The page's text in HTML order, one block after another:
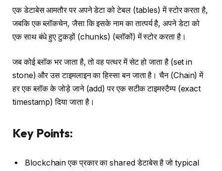
एक डेटाबेस आमतौर पर अपने डेटा को टेबल (tables) में स्टोर करता है,
जबकि एक ब्लॉकचेन, जैसा कि इसके नाम का तात्पर्य है, अपने डेटा को
एक साथ बंधे हुए टुकड़ों (chunks) (ब्लॉकों) में स्टोर करता है।
जब कोई ब्लॉक भर जाता है, तो वह पत्थर में सेट हो जाता है (set in
stone) और उस टाइमलाइन का हिस्सा बन जाता है। चैन (Chain) में
हर एक ब्लॉक के जोड़े जाने (add) पर एक सटीक टाइमस्टैम्प (exact
timestamp) दिया जाता है।
Key Points:
Blockchain एक प्रकार का shared डेटाबेस है जो typical